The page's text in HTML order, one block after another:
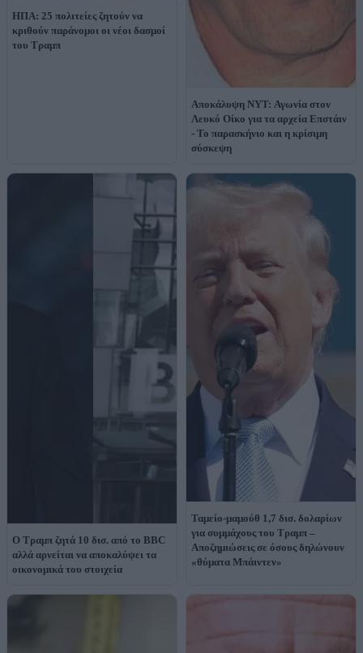
ΗΠΑ: 25 πολιτείες ζητούν να
κριθούν παράνομοι οι νέοι δασμοί
του Τραμπ
Αποκάλυψη NYT: Αγωνία στον
Λευκό Οίκο για τα αρχεία Επστάιν
- Το παρασκήνιο και η κρίσιμη
σύσκεψη
Ο Τραμπ ζητά 10 δισ. από το BBC
αλλά αρνείται να αποκαλύψει τα
οικονομικά του στοιχεία
Ταμείο-μαμούθ 1,7 δισ. δολαρίων
για συμμάχους του Τραμπ –
Αποζημιώσεις σε όσους δηλώνουν
«θύματα Μπάιντεν»